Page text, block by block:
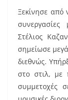
Ξεκίνησε από
Στέλιος
σημείωσε
διεθνώς.
στο στιλ, με
συμμετοχές